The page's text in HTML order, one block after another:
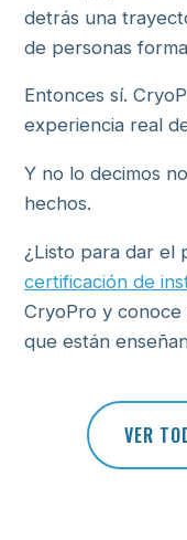
detrás una
de personas
Entonces sí.
experiencia real
Y no lo decimos
hechos.
¿Listo para dar el
certificación de
CryoPro y conoce
que están
VER